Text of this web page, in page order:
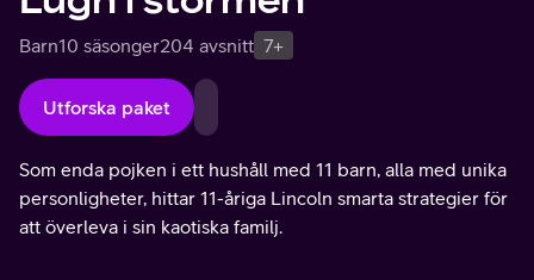
Barn10 säsonger204 avsnitt 7+
Utforska paket
Som enda pojken i ett hushåll med 11 barn, alla med unika
personligheter, hittar 11-åriga Lincoln smarta strategier för
att överleva i sin kaotiska familj.